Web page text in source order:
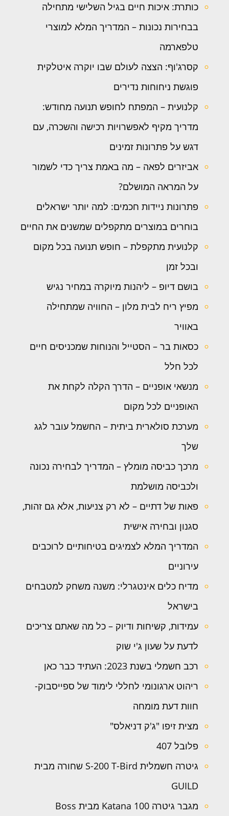
כותרת: איכות חיים בגיל השלישי מתחילה
בבחירות נכונות – המדריך המלא למוצרי
טלפארמה
קסרג'וף: הצצה לעולם שבו יוקרה איטלקית
פוגשת ניחוחות נדירים
קלנועית – המפתח לחופש תנועה מחודש:
מדריך מקיף לאפשרויות רכישה והשכרה, עם
דגש על פתרונות זמינים
אביזרים לפאה – מה באמת צריך כדי לשמור
על המראה המושלם?
פתרונות ניידות חכמים: למה יותר ישראלים
בוחרים במוצרים מתקפלים שמשנים את החיים
קלנועית מתקפלת – חופש תנועה בכל מקום
ובכל זמן
בושם דיופ – ליהנות מיוקרה במחיר נגיש
מפיץ ריח לבית מלון – החוויה שמתחילה
באוויר
כסאות בר – הסטייל והנוחות שמכניסים חיים
לכל חלל
מנשאי אופניים – הדרך הקלה לקחת את
האופניים לכל מקום
מערכת סולארית ביתית – החשמל עובר לגג
שלך
מרכך כביסה מומלץ – המדריך לבחירה נכונה
ולכביסה מושלמת
פאות של דתיים – לא רק צניעות, אלא גם זהות,
סגנון ובחירה אישית
המדריך המלא לצמיגים בטיחותיים לרוכבים
עירוניים
מדיח כלים אינטגרלי: משנה משחק למטבחים
בישראל
עמידות, קשיחות ודיוק – כל מה שאתם צריכים
לדעת על שעון ג'י שוק
רכב חשמלי בשנת 2023: העתיד כבר כאן
ריהוט ארגונומי לחללי לימוד של ספייסבוק-
חוות דעת מומחה
מצית זיפו "ג'ק דניאלס"
פלובל 407
גיטרה חשמלית S-200 T-Bird שחורה מבית
GUILD
מגבר גיטרה Katana 100 מבית Boss